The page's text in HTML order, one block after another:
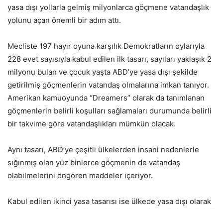
yasa dışı yollarla gelmiş milyonlarca göçmene vatandaşlık
yolunu açan önemli bir adım attı.
Mecliste 197 hayır oyuna karşılık Demokratların oylarıyla
228 evet sayısıyla kabul edilen ilk tasarı, sayıları yaklaşık 2
milyonu bulan ve çocuk yaşta ABD’ye yasa dışı şekilde
getirilmiş göçmenlerin vatandaş olmalarına imkan tanıyor.
Amerikan kamuoyunda “Dreamers” olarak da tanımlanan
göçmenlerin belirli koşulları sağlamaları durumunda belirli
bir takvime göre vatandaşlıkları mümkün olacak.
Aynı tasarı, ABD’ye çeşitli ülkelerden insani nedenlerle
sığınmış olan yüz binlerce göçmenin de vatandaş
olabilmelerini öngören maddeler içeriyor.
Kabul edilen ikinci yasa tasarısı ise ülkede yasa dışı olarak